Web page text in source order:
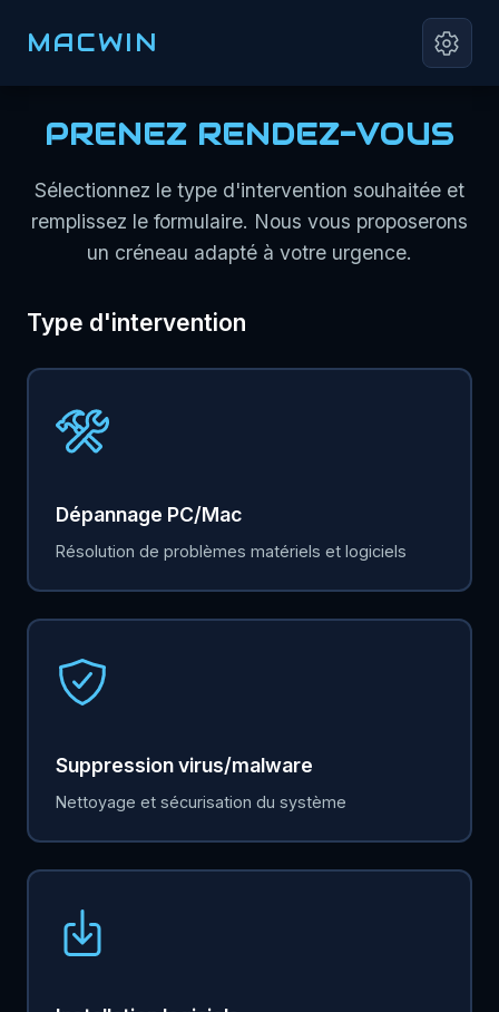
MACWIN
PRENEZ RENDEZ-VOUS
Sélectionnez le type d'intervention souhaitée et
remplissez le formulaire. Nous vous proposerons
un créneau adapté à votre urgence.
Type d'intervention
Dépannage PC/Mac
Résolution de problèmes matériels et logiciels
Suppression virus/malware
Nettoyage et sécurisation du système